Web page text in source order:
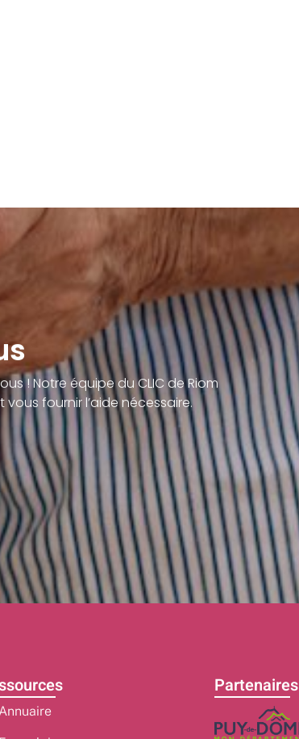
! Notre équipe du CLIC de Riom
fournir l’aide nécessaire.
Annuaire
Partenaires